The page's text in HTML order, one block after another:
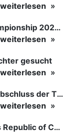
weiterlesen
German Breaking Championship 2026 in Hannover
weiterlesen
gesucht
weiterlesen
Großer Abschluss der TBW-Trophy in Weinheim
weiterlesen
Nanjing - People's Republic of China